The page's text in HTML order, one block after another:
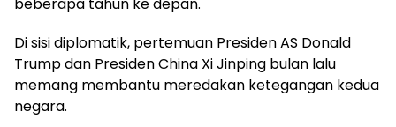
Di sisi diplomatik, pertemuan Presiden AS Donald
Trump dan Presiden China Xi Jinping bulan lalu
memang membantu meredakan ketegangan kedua
negara.